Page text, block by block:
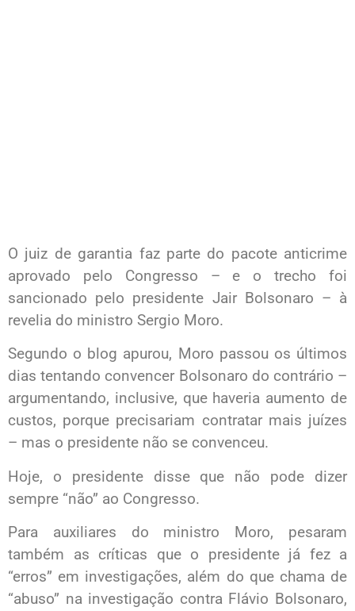
O juiz de garantia faz parte do pacote anticrime
aprovado pelo Congresso – e o trecho foi
sancionado pelo presidente Jair Bolsonaro – à
revelia do ministro Sergio Moro.
Segundo o blog apurou, Moro passou os últimos
dias tentando convencer Bolsonaro do contrário –
argumentando, inclusive, que haveria aumento de
custos, porque precisariam contratar mais juízes
– mas o presidente não se convenceu.
Hoje, o presidente disse que não pode dizer
sempre “não” ao Congresso.
Para auxiliares do ministro Moro, pesaram
também as críticas que o presidente já fez a
“erros” em investigações, além do que chama de
“abuso” na investigação contra Flávio Bolsonaro,